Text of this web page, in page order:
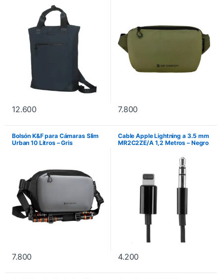
12.600 7.800
Bolsón K&F para Cámaras Slim
Urban 10 Litros – Gris
7.800
Cable Apple Lightning a 3.5 mm
MR2C2ZE/A 1,2 Metros – Negro
4.200